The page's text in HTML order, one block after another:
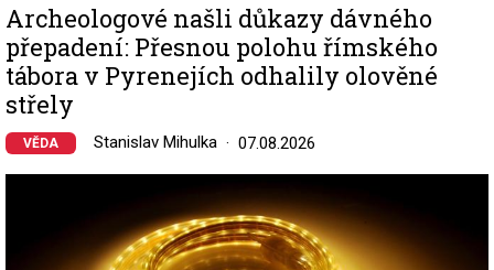
Archeologové našli důkazy dávného
přepadení: Přesnou polohu římského
tábora v Pyrenejích odhalily olověné
střely
VĚDA Stanislav Mihulka 07.08.2026